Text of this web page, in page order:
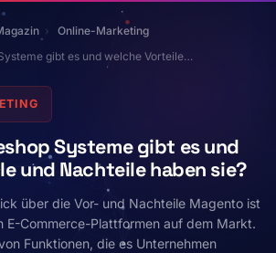
Online-Marketing
gibt es und welche Vorteile…
Systeme gibt es und
und Nachteile haben sie?
über die Vor- und Nachteile Magento ist
E-Commerce-Plattformen auf dem Markt.
Funktionen, die es Unternehmen